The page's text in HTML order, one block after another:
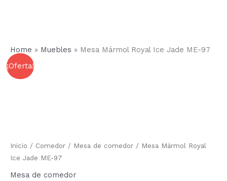
Home » Muebles » Mesa Mármol Royal Ice Jade ME-97
¡Oferta!
Inicio / Comedor / Mesa de comedor / Mesa Mármol Royal
Ice Jade ME-97
Mesa de comedor
1.427,80 €
Mesa
Mármol
Royal